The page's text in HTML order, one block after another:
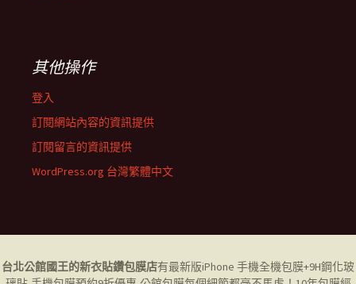
其他操作
登入
訂閱網站內容的資訊提供
訂閱留言的資訊提供
WordPress.org 台灣繁體中文
台北公館國王的新衣貼鑽包膜店有最新版iPhone 手機全機包膜+9H鋼化玻